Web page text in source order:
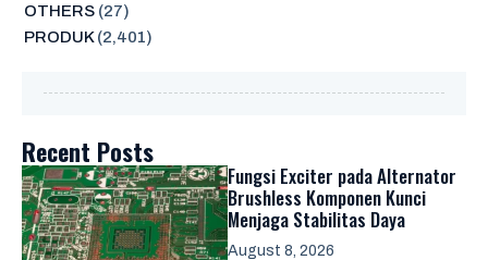
OTHERS(27)
PRODUK(2,401)
Recent Posts
Fungsi Exciter pada Alternator
Brushless Komponen Kunci
Menjaga Stabilitas Daya
August 8, 2026